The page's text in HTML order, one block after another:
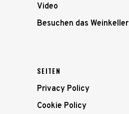
Video
Besuchen das Weinkeller
SEITEN
Privacy Policy
Cookie Policy